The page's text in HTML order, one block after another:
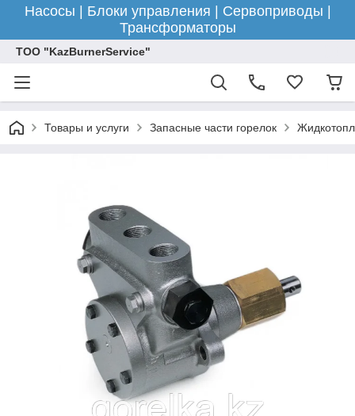
Насосы | Блоки управления | Сервоприводы |
Трансформаторы
ТОО "KazBurnerService"
Товары и услуги Запасные части горелок